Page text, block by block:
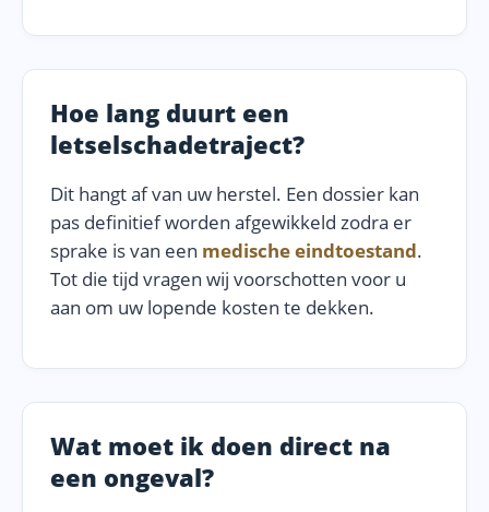
Hoe lang duurt een
letselschadetraject?
Dit hangt af van uw herstel. Een dossier kan
pas definitief worden afgewikkeld zodra er
sprake is van een medische eindtoestand.
Tot die tijd vragen wij voorschotten voor u
aan om uw lopende kosten te dekken.
Wat moet ik doen direct na
een ongeval?